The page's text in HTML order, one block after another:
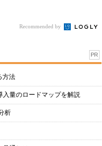
Recommended by
PR
方法
量のロードマップを解説
析